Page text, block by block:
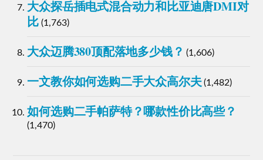
大众探岳插电式混合动力和比亚迪唐DMI对
比 (1,763)
大众迈腾380顶配落地多少钱？ (1,606)
一文教你如何选购二手大众高尔夫 (1,482)
如何选购二手帕萨特？哪款性价比高些？
(1,470)